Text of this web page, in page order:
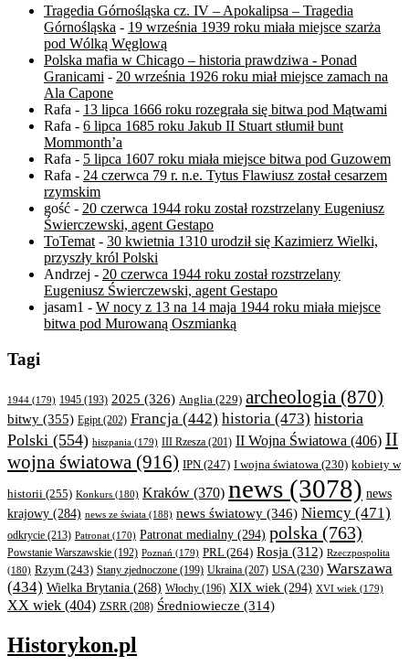
Tragedia Górnośląska cz. IV – Apokalipsa – Tragedia
Górnośląska - 19 września 1939 roku miała miejsce szarża
pod Wólką Węglową
Polska mafia w Chicago – historia prawdziwa - Ponad
Granicami - 20 września 1926 roku miał miejsce zamach na
Ala Capone
Rafa - 13 lipca 1666 roku rozegrała się bitwa pod Mątwami
Rafa - 6 lipca 1685 roku Jakub II Stuart stłumił bunt
Mommonth’a
Rafa - 5 lipca 1607 roku miała miejsce bitwa pod Guzowem
Rafa - 24 czerwca 79 r. n.e. Tytus Flawiusz został cesarzem
rzymskim
gość - 20 czerwca 1944 roku został rozstrzelany Eugeniusz
Świerczewski, agent Gestapo
ToTemat - 30 kwietnia 1310 urodził się Kazimierz Wielki,
przyszły król Polski
Andrzej - 20 czerwca 1944 roku został rozstrzelany
Eugeniusz Świerczewski, agent Gestapo
jasam1 - W nocy z 13 na 14 maja 1944 roku miała miejsce
bitwa pod Murowaną Oszmianką
Tagi
1944 (179) 1945 (193) 2025 (326) Anglia (229) archeologia (870)
bitwy (355) Egipt(202) Francja (442) historia (473) historia
Polski (554) hiszpania (179) III Rzesza (201) II Wojna Światowa (406) II
wojna światowa (916) IPN (247) I wojna światowa (230) kobiety w
historii (255) Konkurs (180) Kraków (370) news (3078) news
krajowy (284) news ze świata (188) news światowy (346) Niemcy (471)
odkrycie (213) Patronat (170) Patronat medialny (294) polska (763)
Powstanie Warszawskie (192) Poznań (179) PRL(264) Rosja (312) Rzeczpospolita
(180) Rzym (243) Stany zjednoczone (199) Ukraina (207) USA(230) Warszawa
(434) Wielka Brytania (268) Włochy (196) XIX wiek (294) XVI wiek (179)
XX wiek (404) ZSRR (208) Średniowiecze (314)
Historykon.pl